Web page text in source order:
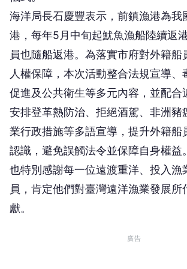
港，每年5月中旬起魷魚漁船陸續返
員也隨船返港。為落實市府對外籍船
人權保障，本次活動整合法規宣導、
促進及公共衛生等多元內容，並配合
安排登革熱防治、拒絕酒駕、非洲豬
業行政措施等多語宣導，提升外籍船
認識，避免誤觸法令並保障自身權益
也特別感謝每一位遠渡重洋、投入漁
員，肯定他們對臺灣遠洋漁業發展所
獻。